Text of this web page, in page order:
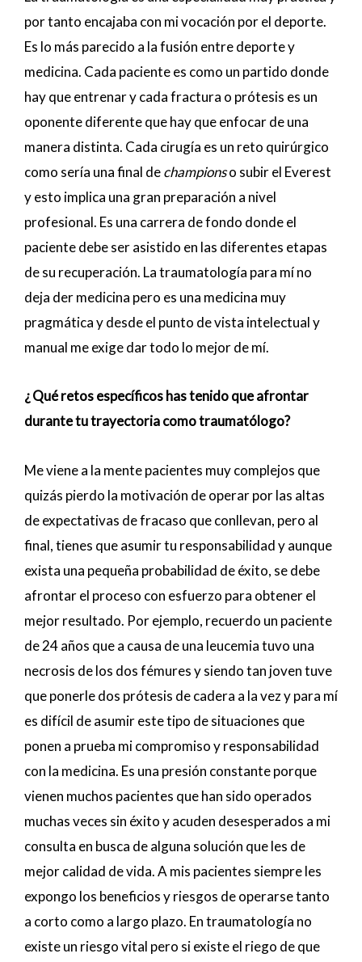
por tanto encajaba con mi vocación por el deporte.
Es lo más parecido a la fusión entre deporte y
medicina. Cada paciente es como un partido donde
hay que entrenar y cada fractura o prótesis es un
oponente diferente que hay que enfocar de una
manera distinta. Cada cirugía es un reto quirúrgico
como sería una final dechampionso subir el Everest
y esto implica una gran preparación a nivel
profesional. Es una carrera de fondo donde el
paciente debe ser asistido en las diferentes etapas
de su recuperación. La traumatología para mí no
deja der medicina pero es una medicina muy
pragmática y desde el punto de vista intelectual y
manual me exige dar todo lo mejor de mí.
¿ Qué retos específicos has tenido que afrontar
durante tu trayectoria como traumatólogo?
Me viene a la mente pacientes muy complejos que
quizás pierdo la motivación de operar por las altas
de expectativas de fracaso que conllevan, pero al
final, tienes que asumir tu responsabilidad y aunque
exista una pequeña probabilidad de éxito, se debe
afrontar el proceso con esfuerzo para obtener el
mejor resultado. Por ejemplo, recuerdo un paciente
de 24 años que a causa de una leucemia tuvo una
necrosis de los dos fémures y siendo tan joven tuve
que ponerle dos prótesis de cadera a la vez y para mí
es difícil de asumir este tipo de situaciones que
ponen a prueba mi compromiso y responsabilidad
con la medicina. Es una presión constante porque
vienen muchos pacientes que han sido operados
muchas veces sin éxito y acuden desesperados a mi
consulta en busca de alguna solución que les de
mejor calidad de vida. A mis pacientes siempre les
expongo los beneficios y riesgos de operarse tanto
a corto como a largo plazo. En traumatología no
existe un riesgo vital pero si existe el riego de que